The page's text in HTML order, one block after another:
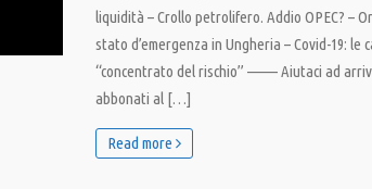
liquidità – Crollo petrolifero. Addio OPEC? –
stato d’emergenza in Ungheria – Covid-19: le
“concentrato del rischio” ——– Aiutaci ad
abbonati al […]
Read more